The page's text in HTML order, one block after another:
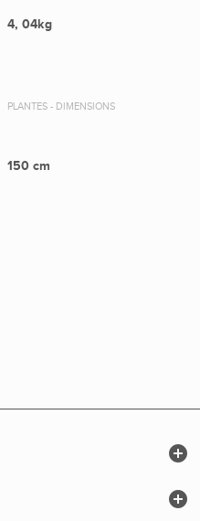
4, 04kg
PLANTES - DIMENSIONS
150 cm

